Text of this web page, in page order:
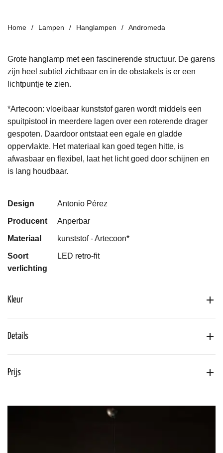
Home Lampen Hanglampen Andromeda
Grote hanglamp met een fascinerende structuur. De garens
zijn heel subtiel zichtbaar en in de obstakels is er een
lichtpuntje te zien.
*Artecoon: vloeibaar kunststof garen wordt middels een
spuitpistool in meerdere lagen over een roterende drager
gespoten. Daardoor ontstaat een egale en gladde
oppervlakte. Het materiaal kan goed tegen hitte, is
afwasbaar en flexibel, laat het licht goed door schijnen en
is lang houdbaar.
Design Antonio Pérez
Producent Anperbar
Materiaal kunststof - Artecoon*
Soort
verlichting
LED retro-fit
Kleur
Details
Prijs